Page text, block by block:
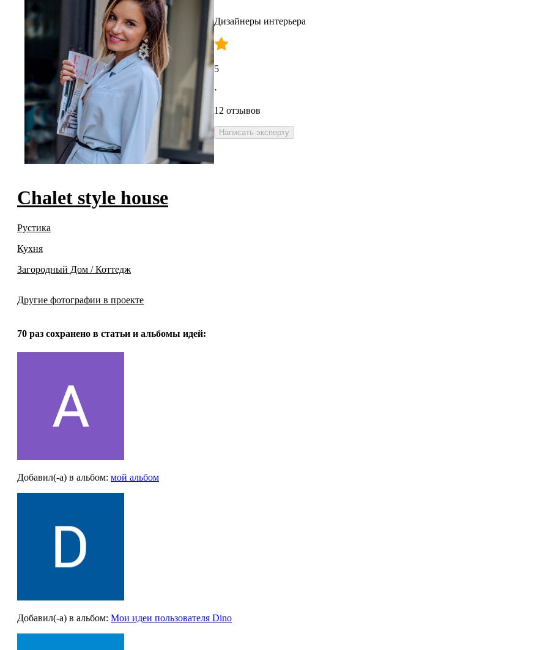
Дизайнеры интерьера
5
·
12 отзывов
Написать эксперту
Chalet style house
Рустика
Кухня
Загородный Дом / Коттедж
Другие фотографии в проекте
70 раз сохранено в статьи и альбомы идей:
Добавил(-а) в альбом: мой альбом
Добавил(-а) в альбом: Мои идеи пользователя Dino